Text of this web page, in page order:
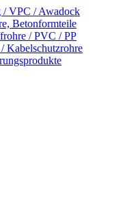
/ VPC / Awadock
Betonformteile
/ PVC / PP
Kabelschutzrohre